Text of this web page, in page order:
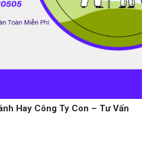
Hay Công Ty Con – Tư Vấn